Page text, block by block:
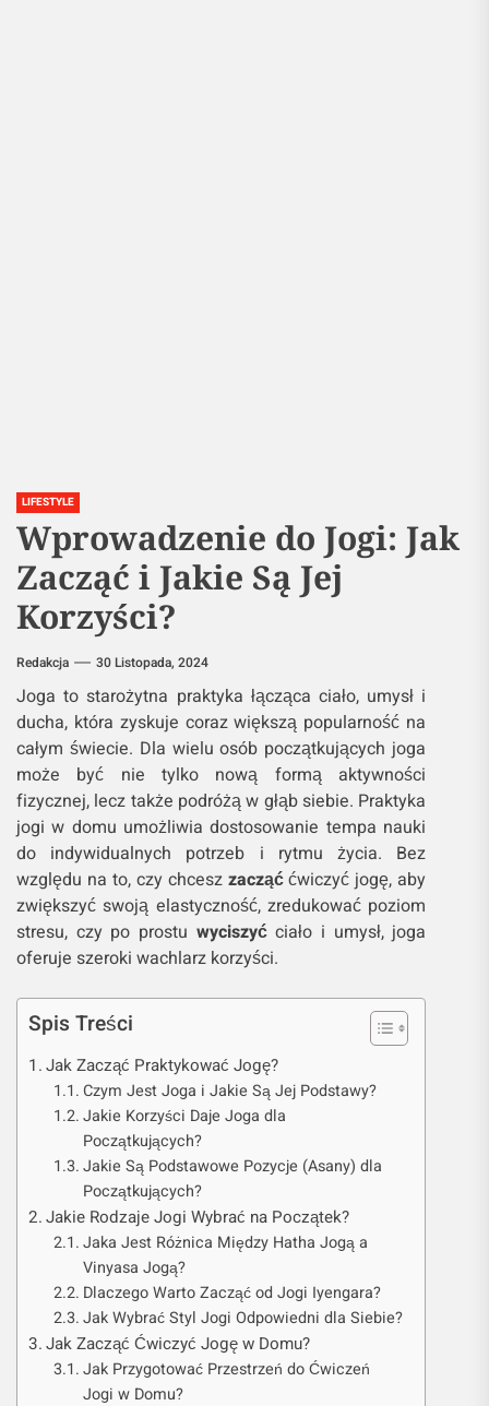
LIFESTYLE
Wprowadzenie do Jogi: Jak
Zacząć i Jakie Są Jej
Korzyści?
Redakcja 30 Listopada, 2024
Joga to starożytna praktyka łącząca ciało, umysł i
ducha, która zyskuje coraz większą popularność na
całym świecie. Dla wielu osób początkujących joga
może być nie tylko nową formą aktywności
fizycznej, lecz także podróżą w głąb siebie. Praktyka
jogi w domu umożliwia dostosowanie tempa nauki
do indywidualnych potrzeb i rytmu życia. Bez
względu na to, czy chcesz zacząććwiczyć jogę, aby
zwiększyć swoją elastyczność, zredukować poziom
stresu, czy po prostu wyciszyćciało i umysł, joga
oferuje szeroki wachlarz korzyści.
Spis Treści
Jak Zacząć Praktykować Jogę?
Czym Jest Joga i Jakie Są Jej Podstawy?
Jakie Korzyści Daje Joga dla
Początkujących?
Jakie Są Podstawowe Pozycje (Asany) dla
Początkujących?
Jakie Rodzaje Jogi Wybrać na Początek?
Jaka Jest Różnica Między Hatha Jogą a
Vinyasa Jogą?
Dlaczego Warto Zacząć od Jogi Iyengara?
Jak Wybrać Styl Jogi Odpowiedni dla Siebie?
Jak Zacząć Ćwiczyć Jogę w Domu?
Jak Przygotować Przestrzeń do Ćwiczeń
Jogi w Domu?